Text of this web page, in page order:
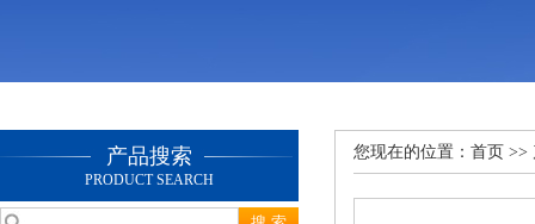
产品搜索
PRODUCT SEARCH
您现在的位置： 首页 >>